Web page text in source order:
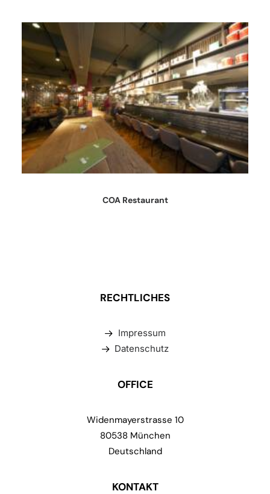
COA Restaurant
RECHTLICHES
Impressum
Datenschutz
OFFICE
Widenmayerstrasse 10
80538 München
Deutschland
KONTAKT